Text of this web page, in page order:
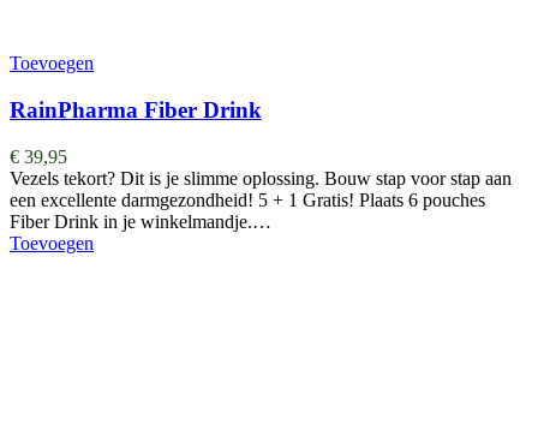
Toevoegen
RainPharma Fiber Drink
€ 39,95
Vezels tekort? Dit is je slimme oplossing. Bouw stap voor stap aan
een excellente darmgezondheid! 5 + 1 Gratis! Plaats 6 pouches
Fiber Drink in je winkelmandje.…
Toevoegen